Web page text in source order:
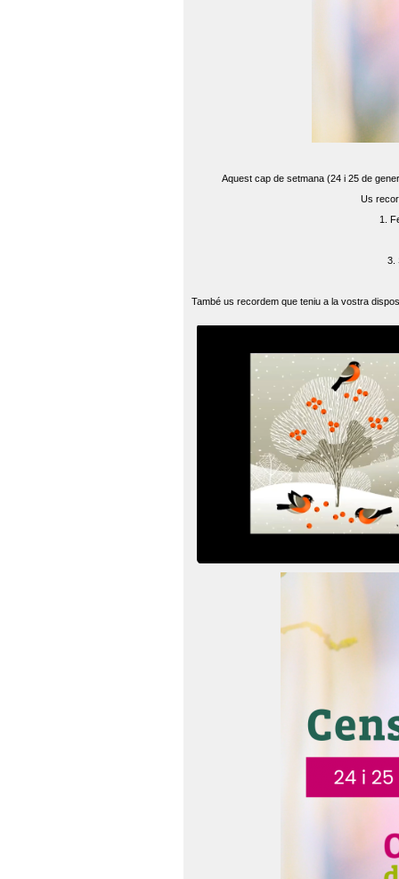
Aquest cap de setmana (24 i 25 de
Us
1.
3.
També us recordem que teniu a la vostra